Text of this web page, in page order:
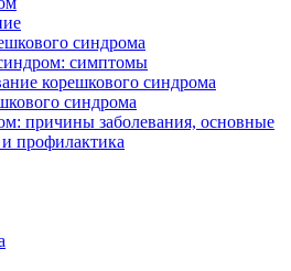
синдрома
симптомы
корешкового синдрома
синдрома
причины заболевания, основные
профилактика